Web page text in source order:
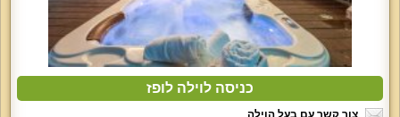
כניסה לוילה לופז
צור קשר עם בעל הוילה